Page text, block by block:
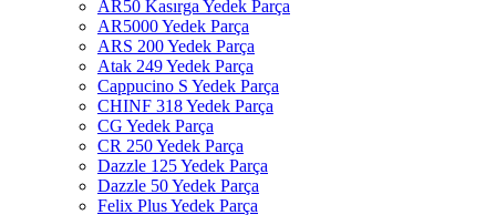
AR50 Kasırga Yedek Parça
AR5000 Yedek Parça
ARS 200 Yedek Parça
Atak 249 Yedek Parça
Cappucino S Yedek Parça
CHINF 318 Yedek Parça
CG Yedek Parça
CR 250 Yedek Parça
Dazzle 125 Yedek Parça
Dazzle 50 Yedek Parça
Felix Plus Yedek Parça